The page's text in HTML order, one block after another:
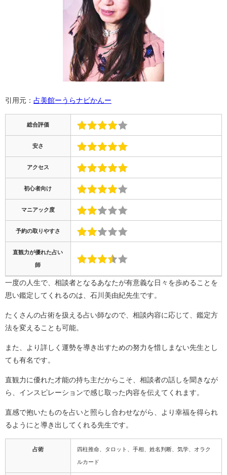
引用元： 占美館ーうらナビかんー
総合評価
安さ
アクセス
初心者向け
マニアック度
予約の取りやすさ
直観力が優れた占い
師
一度の人生で、相談者となるあなたが有意義な日々を歩めることを
思い鑑定してくれるのは、石川美由紀先生です。
たくさんの占術を扱える占い師なので、相談内容に応じて、鑑定方
法を変えることも可能。
また、より詳しく運勢を導き出すための努力を惜しまない先生とし
ても有名です。
直観力に優れた才能の持ち主だからこそ、相談者の話しを聞きなが
ら、インスピレーションで感じ取った内容を伝えてくれます。
直感で抱いたものを占いと照らし合わせながら、より幸福を得られ
るようにと導き出してくれる先生です。
占術 四柱推命、タロット、手相、姓名判断、気学、オラク
ルカード